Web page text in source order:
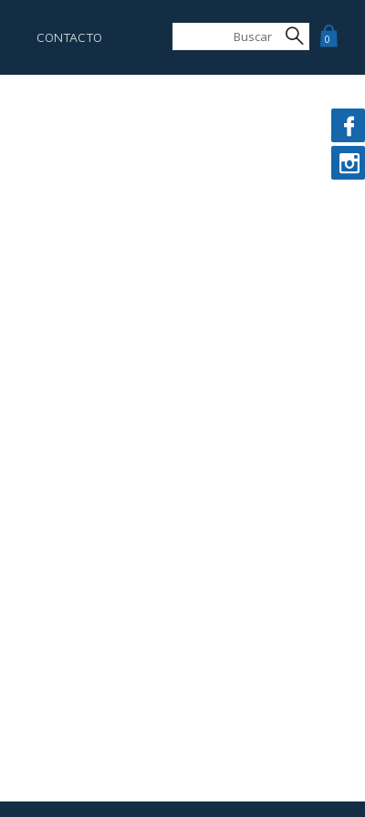
CONTACTO 0